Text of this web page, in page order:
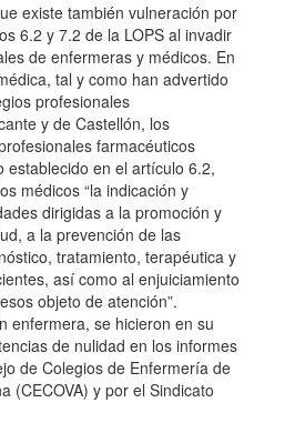
existe también vulneración por
6.2 y 7.2 de la LOPS al invadir
de enfermeras y médicos. En
tal y como han advertido
profesionales
y de Castellón, los
farmacéuticos
establecido en el artículo 6.2,
médicos “la indicación y
dirigidas a la promoción y
a la prevención de las
tratamiento, terapéutica y
así como al enjuiciamiento
objeto de atención”.
enfermera, se hicieron en su
de nulidad en los informes
de Colegios de Enfermería de
(CECOVA) y por el Sindicato